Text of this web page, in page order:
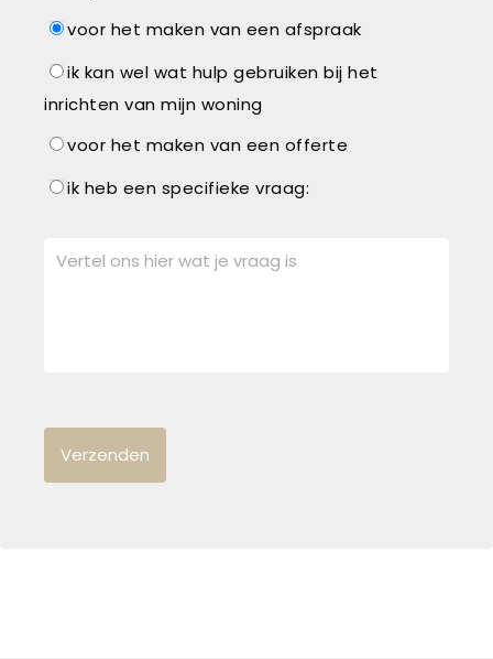
voor het maken van een afspraak
ik kan wel wat hulp gebruiken bij het
inrichten van mijn woning
voor het maken van een offerte
ik heb een specifieke vraag: